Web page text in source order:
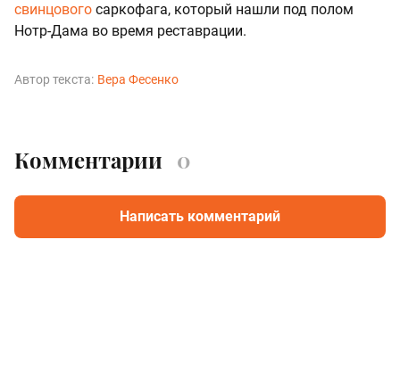
свинцового саркофага, который нашли под полом
Нотр-Дама во время реставрации.
Автор текста: Вера Фесенко
Комментарии 0
Написать комментарий